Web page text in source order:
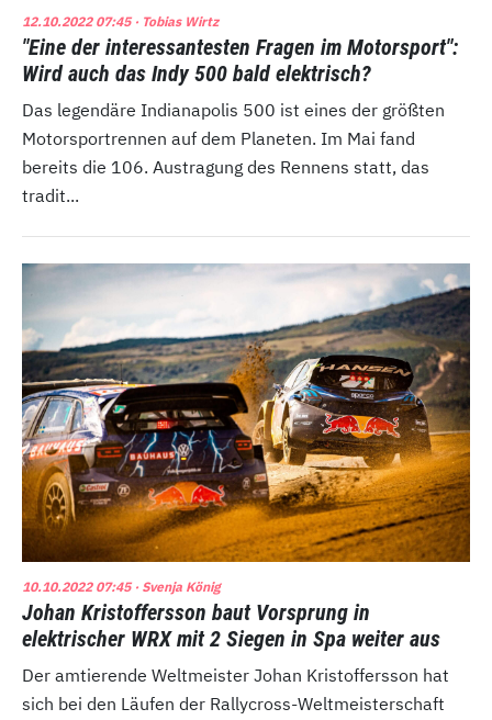
12.10.2022 07:45· Tobias Wirtz
"Eine der interessantesten Fragen im Motorsport":
Wird auch das Indy 500 bald elektrisch?
Das legendäre Indianapolis 500 ist eines der größten
Motorsportrennen auf dem Planeten. Im Mai fand
bereits die 106. Austragung des Rennens statt, das
tradit...
10.10.2022 07:45· Svenja König
Johan Kristoffersson baut Vorsprung in
elektrischer WRX mit 2 Siegen in Spa weiter aus
Der amtierende Weltmeister Johan Kristoffersson hat
sich bei den Läufen der Rallycross-Weltmeisterschaft